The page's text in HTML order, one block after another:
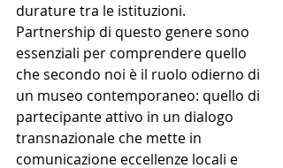
durature tra le istituzioni.
Partnership di questo genere sono
essenziali per comprendere quello
che secondo noi è il ruolo odierno di
un museo contemporaneo: quello di
partecipante attivo in un dialogo
transnazionale che mette in
comunicazione eccellenze locali e